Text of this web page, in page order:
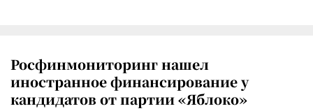
Росфинмониторинг нашел
иностранное финансирование у
кандидатов от партии «Яблоко»